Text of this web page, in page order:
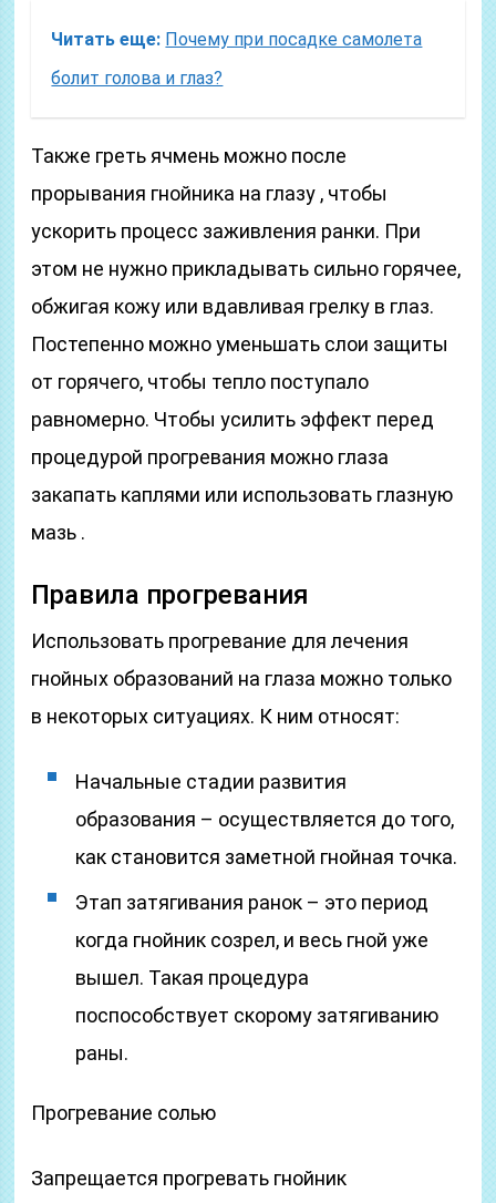
Читать еще: Почему при посадке самолета
болит голова и глаз?
Также греть ячмень можно после
прорывания гнойника на глазу , чтобы
ускорить процесс заживления ранки. При
этом не нужно прикладывать сильно горячее,
обжигая кожу или вдавливая грелку в глаз.
Постепенно можно уменьшать слои защиты
от горячего, чтобы тепло поступало
равномерно. Чтобы усилить эффект перед
процедурой прогревания можно глаза
закапать каплями или использовать глазную
мазь .
Правила прогревания
Использовать прогревание для лечения
гнойных образований на глаза можно только
в некоторых ситуациях. К ним относят:
Начальные стадии развития
образования – осуществляется до того,
как становится заметной гнойная точка.
Этап затягивания ранок – это период
когда гнойник созрел, и весь гной уже
вышел. Такая процедура
поспособствует скорому затягиванию
раны.
Прогревание солью
Запрещается прогревать гнойник